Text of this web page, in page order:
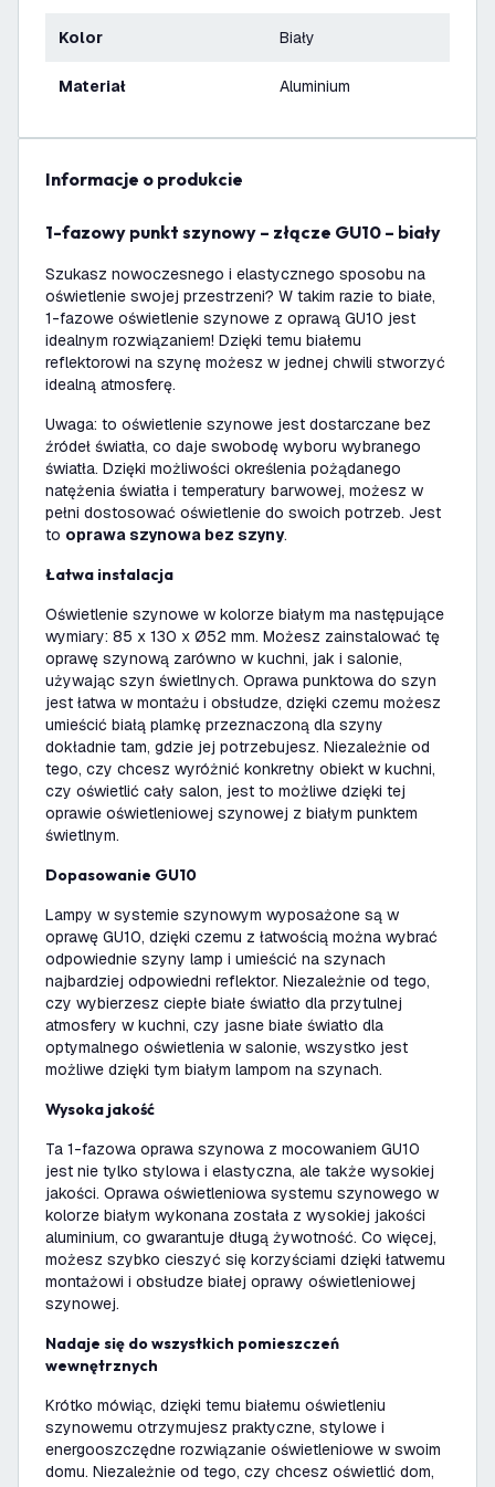
Kolor Biały
Materiał Aluminium
informacje o produkcie
1-fazowy punkt szynowy – złącze GU10 – biały
Szukasz nowoczesnego i elastycznego sposobu na
oświetlenie swojej przestrzeni? W takim razie to białe,
1-fazowe oświetlenie szynowe z oprawą GU10 jest
idealnym rozwiązaniem! Dzięki temu białemu
reflektorowi na szynę możesz w jednej chwili stworzyć
idealną atmosferę.
Uwaga: to oświetlenie szynowe jest dostarczane bez
źródeł światła, co daje swobodę wyboru wybranego
światła. Dzięki możliwości określenia pożądanego
natężenia światła i temperatury barwowej, możesz w
pełni dostosować oświetlenie do swoich potrzeb. Jest
to oprawa szynowa bez szyny.
Łatwa instalacja
Oświetlenie szynowe w kolorze białym ma następujące
wymiary: 85 x 130 x Ø52 mm. Możesz zainstalować tę
oprawę szynową zarówno w kuchni, jak i salonie,
używając szyn świetlnych. Oprawa punktowa do szyn
jest łatwa w montażu i obsłudze, dzięki czemu możesz
umieścić białą plamkę przeznaczoną dla szyny
dokładnie tam, gdzie jej potrzebujesz. Niezależnie od
tego, czy chcesz wyróżnić konkretny obiekt w kuchni,
czy oświetlić cały salon, jest to możliwe dzięki tej
oprawie oświetleniowej szynowej z białym punktem
świetlnym.
Dopasowanie GU10
Lampy w systemie szynowym wyposażone są w
oprawę GU10, dzięki czemu z łatwością można wybrać
odpowiednie szyny lamp i umieścić na szynach
najbardziej odpowiedni reflektor. Niezależnie od tego,
czy wybierzesz ciepłe białe światło dla przytulnej
atmosfery w kuchni, czy jasne białe światło dla
optymalnego oświetlenia w salonie, wszystko jest
możliwe dzięki tym białym lampom na szynach.
Wysoka jakość
Ta 1-fazowa oprawa szynowa z mocowaniem GU10
jest nie tylko stylowa i elastyczna, ale także wysokiej
jakości. Oprawa oświetleniowa systemu szynowego w
kolorze białym wykonana została z wysokiej jakości
aluminium, co gwarantuje długą żywotność. Co więcej,
możesz szybko cieszyć się korzyściami dzięki łatwemu
montażowi i obsłudze białej oprawy oświetleniowej
szynowej.
Nadaje się do wszystkich pomieszczeń
wewnętrznych
Krótko mówiąc, dzięki temu białemu oświetleniu
szynowemu otrzymujesz praktyczne, stylowe i
energooszczędne rozwiązanie oświetleniowe w swoim
domu. Niezależnie od tego, czy chcesz oświetlić dom,